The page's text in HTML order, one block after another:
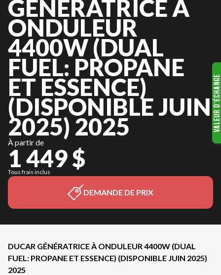
GÉNÉRATRICE À
ONDULEUR
4400W (DUAL
FUEL: PROPANE
ET ESSENCE)
(DISPONIBLE JUIN
2025) 2025
À partir de
1 449 $
Tous frais inclus
DEMANDE DE PRIX
DUCAR GÉNÉRATRICE À ONDULEUR 4400W (DUAL
FUEL: PROPANE ET ESSENCE) (DISPONIBLE JUIN 2025)
2025